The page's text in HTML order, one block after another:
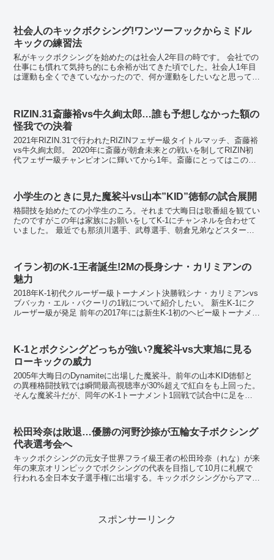
社会人のキックボクシング!ワンツーフックからミドル
キックの練習法
私がキックボクシングを始めたのは社会人2年目の時です。 会社での
仕事にも慣れて気持ち的にも余裕が出てきた頃でした。社会人1年目
は運動も全くできていなかったので、何か運動をしたいなと思ってい
RIZIN.31斎藤裕vs牛久絢太郎…誰も予想しなかった額の
怪我での決着
2021年RIZIN.31で行われたRIZINフェザー級タイトルマッチ、斎藤裕
vs牛久絢太郎。 2020年に斎藤が朝倉未来との戦いを制してRIZIN初
代フェザー級チャンピオンに輝いてから1年。斎藤にとってはこの試
小学生のときに見た魔裟斗vs山本”KID”徳郁の試合展開
格闘技を始めたての小学生のころ。それまで大晦日は歌番組を観てい
たのですがこの年は家族にお願いをしてK-1にチャンネルを合わせて
いました。 最近でも那須川選手、武尊選手、朝倉兄弟などスター選
イラン初のK-1王者誕生!2Mの長身シナ・カリミアンの
魅力
2018年K-1初代クルーザー級トーナメント決勝戦シナ・カリミアンvs
ブバッカ・エル・バクーリの1戦について紹介したい。 新生K-1にク
ルーザー級が発足 前年の2017年には新生K-1初のヘビー級トーナメン
K-1とボクシングどっちが強い?魔裟斗vs大東旭に見る
ローキックの威力
2005年大晦日のDynamiteに出場した魔裟斗。前年の山本KID徳郁と
の異種格闘技戦では瞬間最高視聴率が30%超えで紅白をも上回った。
そんな魔裟斗だが、同年のK-1トーナメント1回戦で試合中に足を複
松田玲奈は敗退…優勝の河野沙捺が五輪女子ボクシング
代表選考会へ
キックボクシングの元女子世界フライ級王者の松田玲奈（れな）が来
年の東京オリンピックでボクシングの代表を目指して10月に札幌で
行われる全日本女子選手権に出場する。キックボクシングからアマチ
スポンサーリンク